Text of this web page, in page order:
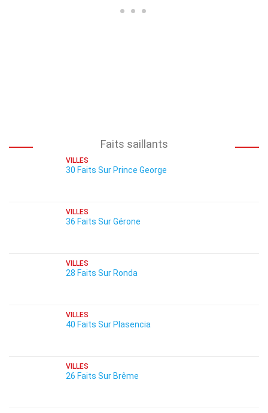
Faits saillants
VILLES
30 Faits Sur Prince George
VILLES
36 Faits Sur Gérone
VILLES
28 Faits Sur Ronda
VILLES
40 Faits Sur Plasencia
VILLES
26 Faits Sur Brême